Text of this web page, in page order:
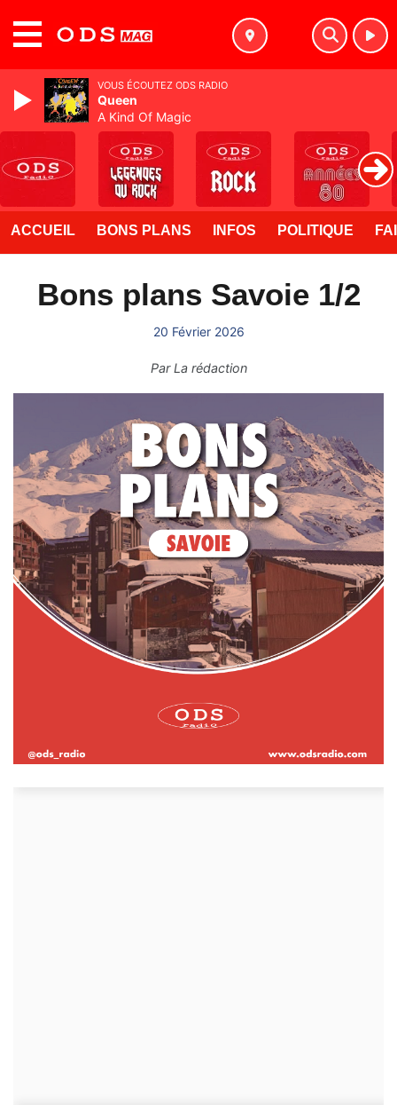
ACCUEIL BONS PLANS INFOS POLITIQUE
Bons plans Savoie 1/2
20 Février 2026
ParLa rédaction
VOUS ÉCOUTEZ ODS RADIO
Queen
A Kind Of Magic